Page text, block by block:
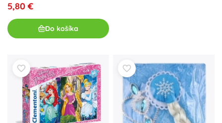
5,80 €
Do košíka